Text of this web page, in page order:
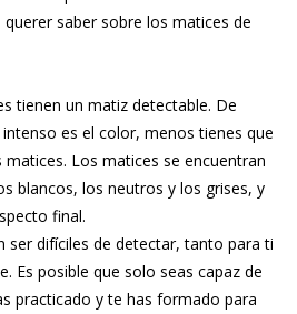
saber sobre los matices de
tienen un matiz detectable. De
es el color, menos tienes que
Los matices se encuentran
blancos, los neutros y los grises, y
final.
ser difíciles de detectar, tanto para ti
Es posible que solo seas capaz de
practicado y te has formado para